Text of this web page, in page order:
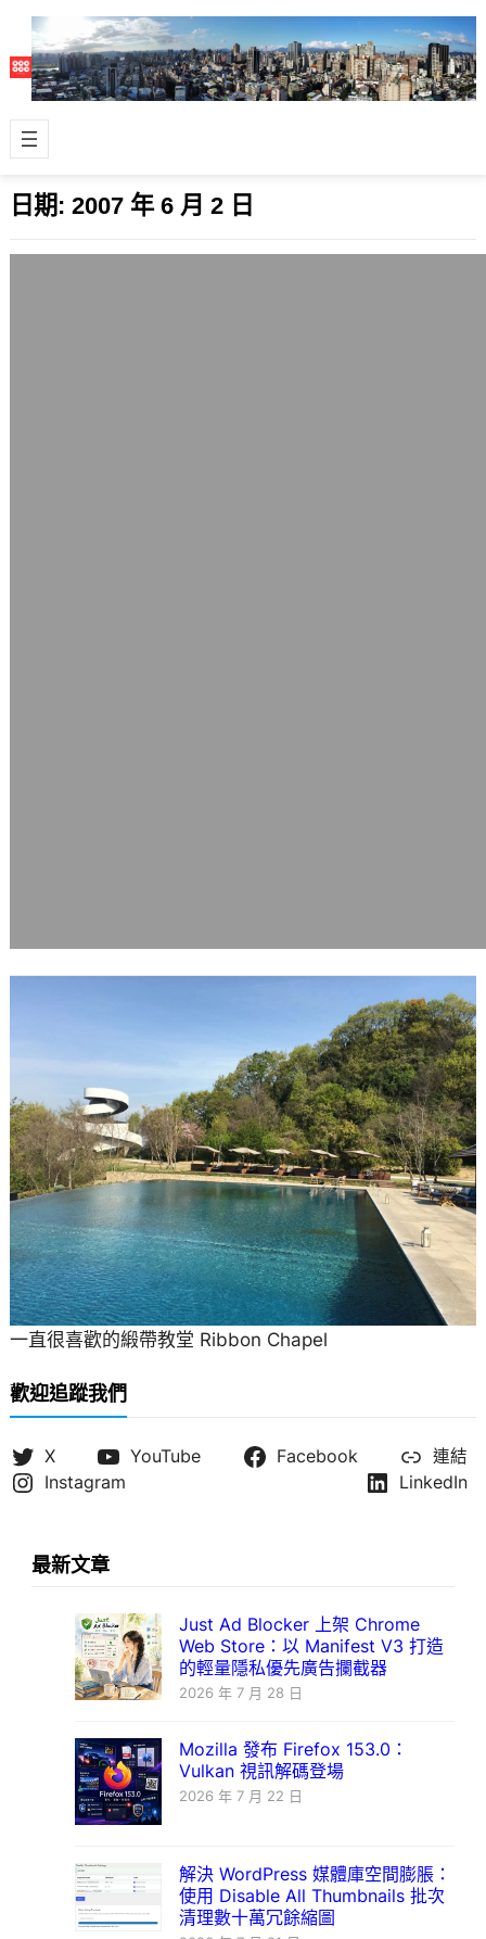
日期: 2007 年 6 月 2 日
一直很喜歡的緞帶教堂 Ribbon Chapel
歡迎追蹤我們
X YouTube Facebook
連結
Instagram
LinkedIn
最新文章
Just Ad Blocker 上架 Chrome
Web Store：以 Manifest V3 打造
的輕量隱私優先廣告攔截器
2026 年 7 月 28 日
Mozilla 發布 Firefox 153.0：
Vulkan 視訊解碼登場
2026 年 7 月 22 日
解決 WordPress 媒體庫空間膨脹：
使用 Disable All Thumbnails 批次
清理數十萬冗餘縮圖